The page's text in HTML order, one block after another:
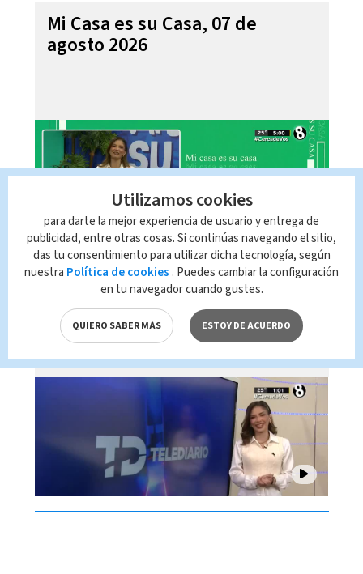
Mi Casa es su Casa, 07 de
agosto 2026
Telediario En Directo con Paula
Brenes, 07 de agosto 2026
Utilizamos cookies
para darte la mejor experiencia de usuario y entrega de
publicidad, entre otras cosas. Si continúas navegando el sitio,
das tu consentimiento para utilizar dicha tecnología, según
nuestra Política de cookies . Puedes cambiar la configuración
en tu navegador cuando gustes.
QUIERO SABER MÁS ESTOY DE ACUERDO